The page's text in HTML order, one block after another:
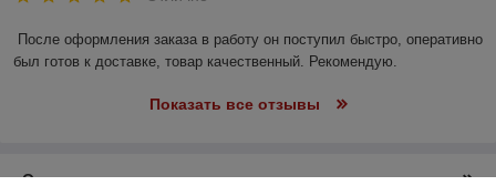
После оформления заказа в работу он поступил быстро, оперативно
был готов к доставке, товар качественный. Рекомендую.
Показать все отзывы
О нас